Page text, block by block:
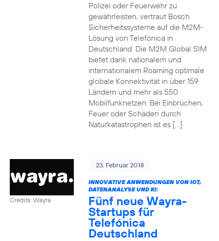
Polizei oder Feuerwehr zu
gewährleisten, vertraut Bosch
Sicherheitssysteme auf die M2M-
Lösung von Telefónica in
Deutschland. Die M2M Global SIM
bietet dank nationalem und
internationalem Roaming optimale
globale Konnektivität in über 159
Ländern und mehr als 550
Mobilfunknetzen. Bei Einbrüchen,
Feuer oder Schäden durch
Naturkatastrophen ist es […]
Credits: Wayra
23. Februar 2018
INNOVATIVE ANWENDUNGEN VON IOT,
DATENANALYSE UND KI:
Fünf neue Wayra-
Startups für
Telefónica
Deutschland